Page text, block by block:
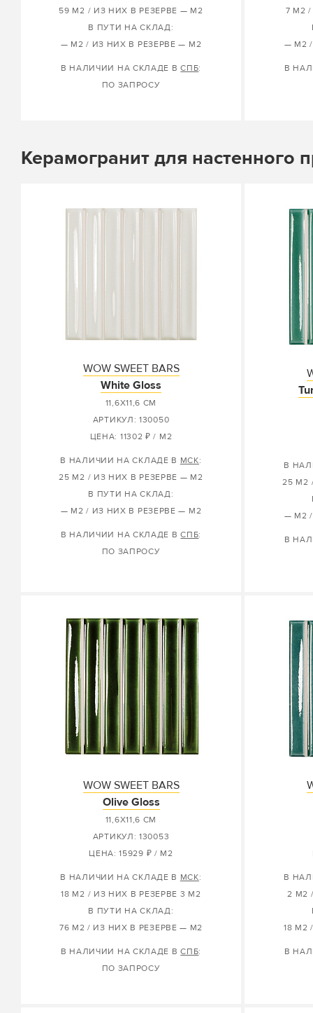
59 М2 / ИЗ НИХ В РЕЗЕРВЕ — М2
В ПУТИ НА СКЛАД:
— М2 / ИЗ НИХ В РЕЗЕРВЕ — М2
В НАЛИЧИИ НА СКЛАДЕ ВСПБ:
ПО ЗАПРОСУ
7 М2
— М2
В
Керамогранит для настенного
WOW SWEET BARS
White Gloss
11,6X11,6 СМ
АРТИКУЛ: 130050
ЦЕНА: 11302 ₽ / М2
В НАЛИЧИИ НА СКЛАДЕ В МСК:
25 М2 / ИЗ НИХ В РЕЗЕРВЕ — М2
В ПУТИ НА СКЛАД:
— М2 / ИЗ НИХ В РЕЗЕРВЕ — М2
В НАЛИЧИИ НА СКЛАДЕ ВСПБ:
ПО ЗАПРОСУ
В
25 М2
— М2
В
WOW SWEET BARS
Olive Gloss
11,6X11,6 СМ
АРТИКУЛ: 130053
ЦЕНА: 15929 ₽ / М2
В НАЛИЧИИ НА СКЛАДЕ В МСК:
18 М2 / ИЗ НИХ В РЕЗЕРВЕ 3 М2
В ПУТИ НА СКЛАД:
76 М2 / ИЗ НИХ В РЕЗЕРВЕ — М2
В НАЛИЧИИ НА СКЛАДЕ ВСПБ:
ПО ЗАПРОСУ
В
2 М2
18 М2
В